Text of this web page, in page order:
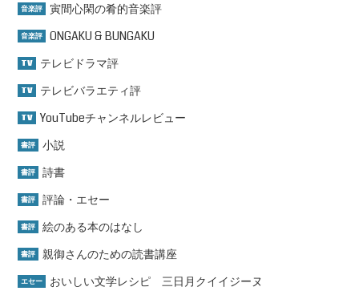
音楽評 寅間心閑の肴的音楽評
音楽評 ONGAKU & BUNGAKU
TV テレビドラマ評
TV テレビバラエティ評
TV YouTubeチャンネルレビュー
書評 小説
書評 詩書
書評 評論・エセー
書評 絵のある本のはなし
書評 親御さんのための読書講座
エセー おいしい文学レシピ 三日月クイイジーヌ